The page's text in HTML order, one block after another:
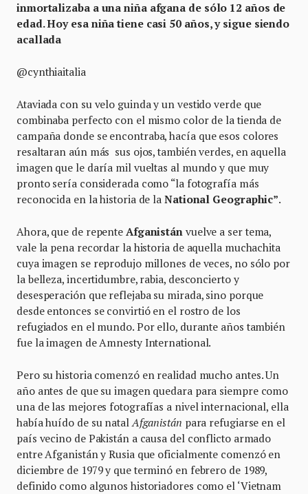
inmortalizaba a una niña afgana de sólo 12 años de
edad. Hoy esa niña tiene casi 50 años, y sigue siendo
acallada
@cynthiaitalia
Ataviada con su velo guinda y un vestido verde que
combinaba perfecto con el mismo color de la tienda de
campaña donde se encontraba, hacía que esos colores
resaltaran aún más sus ojos, también verdes, en aquella
imagen que le daría mil vueltas al mundo y que muy
pronto sería considerada como “la fotografía más
reconocida en la historia de laNational Geographic”.
Ahora, que de repente Afganistán vuelve a ser tema,
vale la pena recordar la historia de aquella muchachita
cuya imagen se reprodujo millones de veces, no sólo por
la belleza, incertidumbre, rabia, desconcierto y
desesperación que reflejaba su mirada, sino porque
desde entonces se convirtió en el rostro de los
refugiados en el mundo. Por ello, durante años también
fue la imagen de Amnesty International.
Pero su historia comenzó en realidad mucho antes. Un
año antes de que su imagen quedara para siempre como
una de las mejores fotografías a nivel internacional, ella
había huído de su natalAfganistán para refugiarse en el
país vecino de Pakistán a causa del conflicto armado
entre Afganistán y Rusia que oficialmente comenzó en
diciembre de 1979 y que terminó en febrero de 1989,
definido como algunos historiadores como el ‘Vietnam